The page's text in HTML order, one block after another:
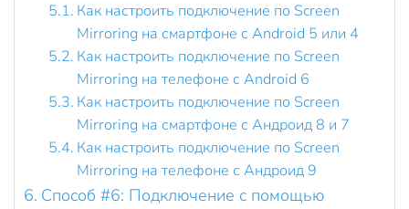
Как настроить подключение по Screen
Mirroring на смартфоне с Android 5 или 4
Как настроить подключение по Screen
Mirroring на телефоне с Android 6
Как настроить подключение по Screen
Mirroring на смартфоне с Андроид 8 и 7
Как настроить подключение по Screen
Mirroring на телефоне с Андроид 9
Способ #6: Подключение с помощью